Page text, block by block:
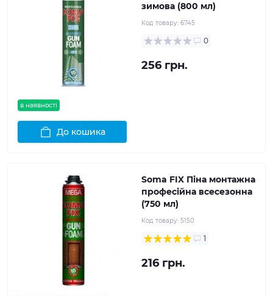
в наявності
зимова (800 мл)
Код товару: 6745
0
256 грн.
До кошика
Soma FIX Піна монтажна
професійна всесезонна
(750 мл)
Код товару: 5150
1
216 грн.